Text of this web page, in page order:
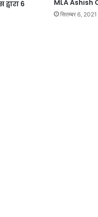
6
MLA Ashish
सितम्बर 6, 2021